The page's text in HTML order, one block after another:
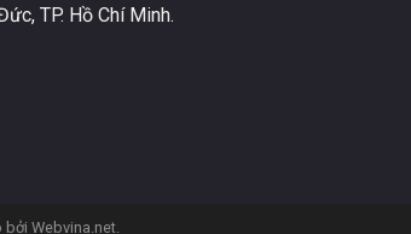
TP. Hồ Chí Minh.
bởi Webvina.net.